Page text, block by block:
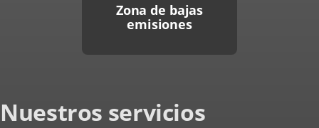
Zona de bajas
emisiones
Nuestros servicios